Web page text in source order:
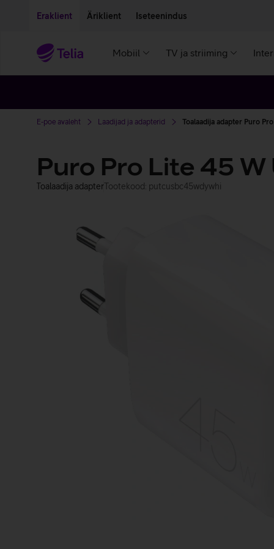
Eraklient Äriklient Iseteenindus
Mobiil TV ja striiming
E-poe avaleht Laadijad ja adapterid Toalaadija adapter Puro
Puro Pro Lite 45 W
Toalaadija adapterTootekood: putcusbc45wdywhi